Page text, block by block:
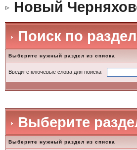
Новый
Поиск по
Выберите нужный раздел из списка
Введите ключевые слова для поиска
Выберите
Выберите нужный раздел из списка